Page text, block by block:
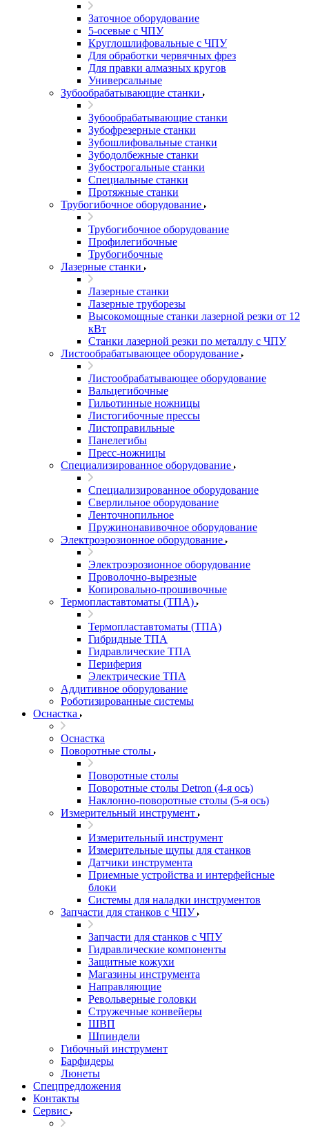
Заточное оборудование
5-осевые с ЧПУ
Круглошлифовальные с ЧПУ
Для обработки червячных фрез
Для правки алмазных кругов
Универсальные
Зубообрабатывающие станки
Зубообрабатывающие станки
Зубофрезерные станки
Зубошлифовальные станки
Зубодолбежные станки
Зубострогальные станки
Специальные станки
Протяжные станки
Трубогибочное оборудование
Трубогибочное оборудование
Профилегибочные
Трубогибочные
Лазерные станки
Лазерные станки
Лазерные труборезы
Высокомощные станки лазерной резки от 12
кВт
Станки лазерной резки по металлу с ЧПУ
Листообрабатывающее оборудование
Листообрабатывающее оборудование
Вальцегибочные
Гильотинные ножницы
Листогибочные прессы
Листоправильные
Панелегибы
Пресс-ножницы
Специализированное оборудование
Специализированное оборудование
Сверлильное оборудование
Ленточнопильное
Пружинонавивочное оборудование
Электроэрозионное оборудование
Электроэрозионное оборудование
Проволочно-вырезные
Копировально-прошивочные
Термопластавтоматы (ТПА)
Термопластавтоматы (ТПА)
Гибридные ТПА
Гидравлические ТПА
Периферия
Электрические ТПА
Аддитивное оборудование
Роботизированные системы
Оснастка
Оснастка
Поворотные столы
Поворотные столы
Поворотные столы Detron (4-я ось)
Наклонно-поворотные столы (5-я ось)
Измерительный инструмент
Измерительный инструмент
Измерительные щупы для станков
Датчики инструмента
Приемные устройства и интерфейсные
блоки
Системы для наладки инструментов
Запчасти для станков с ЧПУ
Запчасти для станков с ЧПУ
Гидравлические компоненты
Защитные кожухи
Магазины инструмента
Направляющие
Револьверные головки
Стружечные конвейеры
ШВП
Шпиндели
Гибочный инструмент
Барфидеры
Люнеты
Спецпредложения
Контакты
Сервис